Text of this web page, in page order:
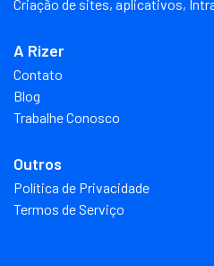
Criação de sites, aplicativos,
A Rizer
Contato
Blog
Trabalhe Conosco
Outros
Política de Privacidade
Termos de Serviço